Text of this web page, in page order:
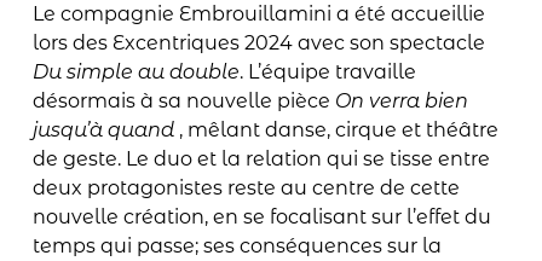
Le compagnie Embrouillamini a été accueillie
lors des Excentriques 2024 avec son spectacle
Du simple au double. L’équipe travaille
désormais à sa nouvelle pièce On verra bien
jusqu’à quand, mêlant danse, cirque et théâtre
de geste. Le duo et la relation qui se tisse entre
deux protagonistes reste au centre de cette
nouvelle création, en se focalisant sur l’effet du
temps qui passe; ses conséquences sur la